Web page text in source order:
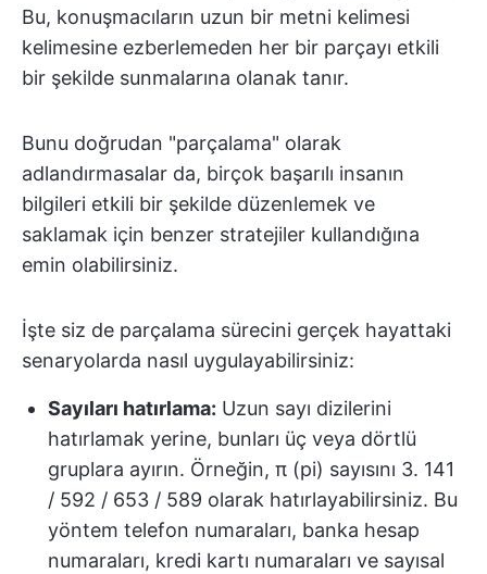
Bu, konuşmacıların uzun bir metni kelimesi
kelimesine ezberlemeden her bir parçayı etkili
bir şekilde sunmalarına olanak tanır.
Bunu doğrudan "parçalama" olarak
adlandırmasalar da, birçok başarılı insanın
bilgileri etkili bir şekilde düzenlemek ve
saklamak için benzer stratejiler kullandığına
emin olabilirsiniz.
İşte siz de parçalama sürecini gerçek hayattaki
senaryolarda nasıl uygulayabilirsiniz:
Sayıları hatırlama: Uzun sayı dizilerini
hatırlamak yerine, bunları üç veya dörtlü
gruplara ayırın. Örneğin, π (pi) sayısını 3. 141
/ 592 / 653 / 589 olarak hatırlayabilirsiniz. Bu
yöntem telefon numaraları, banka hesap
numaraları, kredi kartı numaraları ve sayısal